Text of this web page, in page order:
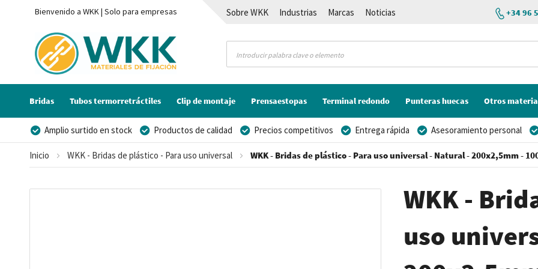
Bienvenido a WKK | Solo para empresas Sobre WKK Industrias Marcas
Noticias
+34 96
Bridas Tubos termorretráctiles Clip de montaje Prensaestopas Terminal redondo Punteras huecas Otros
Amplio surtido en stock Productos de calidad Precios competitivos Entrega rápida
Asesoramiento personal
Posibilidad de crear marca privada
Inicio WKK - Bridas de plástico - Para uso universal WKK - Bridas de plástico - Para uso universal - Natural - 200x2,5mm -
WKK -
uso